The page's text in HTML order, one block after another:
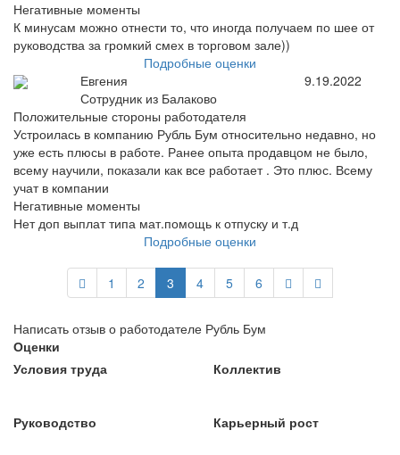
Негативные моменты
К минусам можно отнести то, что иногда получаем по шее от
руководства за громкий смех в торговом зале))
Подробные оценки
Евгения
Сотрудник из Балаково
9.19.2022
Положительные стороны работодателя
Устроилась в компанию Рубль Бум относительно недавно, но
уже есть плюсы в работе. Ранее опыта продавцом не было,
всему научили, показали как все работает . Это плюс. Всему
учат в компании
Негативные моменты
Нет доп выплат типа мат.помощь к отпуску и т.д
Подробные оценки
1 2 3 4 5 6
Написать отзыв о работодателе Рубль Бум
Оценки
Условия труда
Коллектив
Руководство Карьерный рост